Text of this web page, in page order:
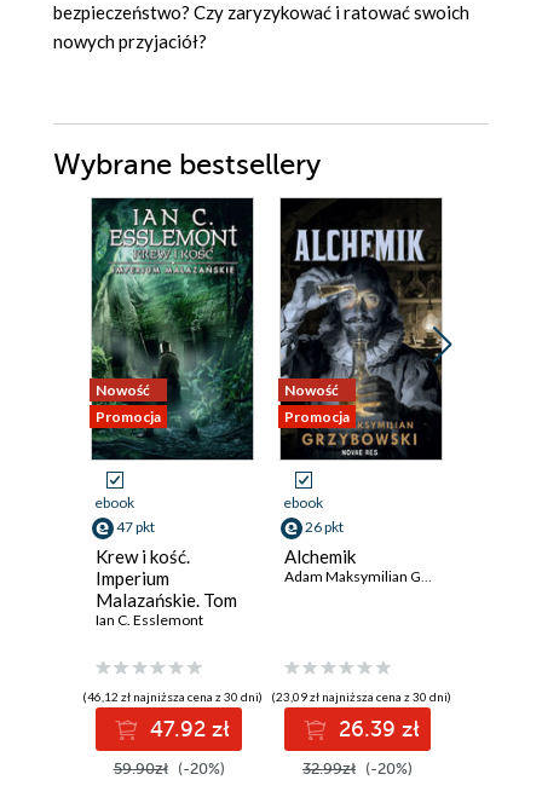
bezpieczeństwo? Czy zaryzykować i ratować swoich
nowych przyjaciół?
Wybrane bestsellery
Nowość
Promocja
ebook
47 pkt
Krew i kość.
Imperium
Malazańskie. Tom
5
Ian C. Esslemont
(46,12 zł najniższa cena z 30 dni)
47.92 zł
59.90zł (-20%)
Nowość
Promocja
ebook
26 pkt
Alchemik
Adam Maksymilian Grzybowski
(23,09 zł najniższa cena z 30 dni)
26.39 zł
32.99zł (-20%)